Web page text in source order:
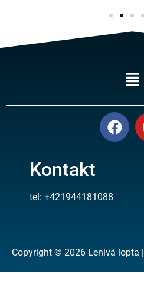
Kontakt
tel: +421944181088
Copyright © 2026 Lenivá lopta